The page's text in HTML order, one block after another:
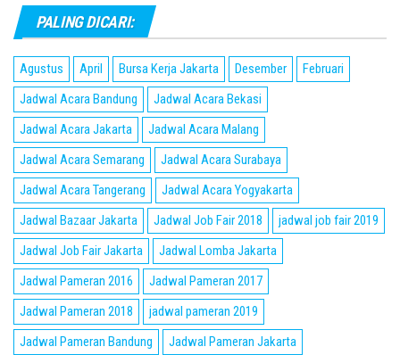
PALING DICARI:
Agustus April Bursa Kerja Jakarta Desember
Februari
Jadwal Acara Bandung
Jadwal Acara Bekasi
Jadwal Acara Jakarta
Jadwal Acara Malang
Jadwal Acara Semarang
Jadwal Acara Surabaya
Jadwal Acara Tangerang
Jadwal Acara Yogyakarta
Jadwal Bazaar Jakarta
Jadwal Job Fair 2018
jadwal job fair 2019
Jadwal Job Fair Jakarta
Jadwal Lomba Jakarta
Jadwal Pameran 2016
Jadwal Pameran 2017
Jadwal Pameran 2018
jadwal pameran 2019
Jadwal Pameran Bandung
Jadwal Pameran Jakarta